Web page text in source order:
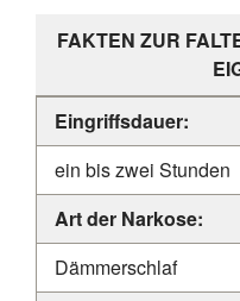
FAKTEN ZUR
Eingriffsdauer:
ein bis zwei Stunden
Art der Narkose:
Dämmerschlaf